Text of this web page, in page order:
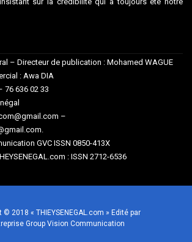
– Directeur de publication : Mohamed WAGUE
: Awa DIA
76 636 02 33
–
GVC ISSN 0850-413X
: ISSN 2712-6536
© 2018 « THIEYSENEGAL.com » Edité par
Group Vision Communication